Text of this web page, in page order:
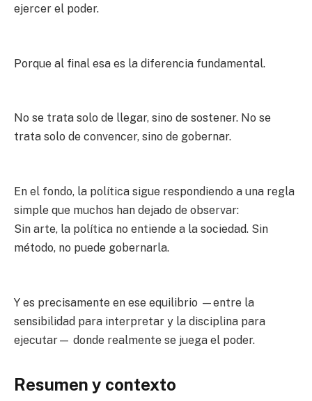
ejercer el poder.
Porque al final esa es la diferencia fundamental.
No se trata solo de llegar, sino de sostener. No se
trata solo de convencer, sino de gobernar.
En el fondo, la política sigue respondiendo a una regla
simple que muchos han dejado de observar:
Sin arte, la política no entiende a la sociedad. Sin
método, no puede gobernarla.
Y es precisamente en ese equilibrio —entre la
sensibilidad para interpretar y la disciplina para
ejecutar— donde realmente se juega el poder.
Resumen y contexto